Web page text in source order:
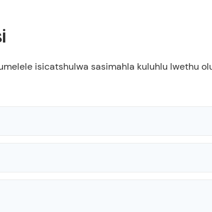
isicatshulwa sasimahla kuluhlu lwethu